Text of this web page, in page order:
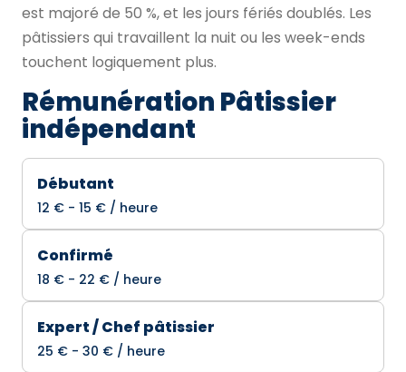
est majoré de 50 %, et les jours fériés doublés. Les
pâtissiers qui travaillent la nuit ou les week-ends
touchent logiquement plus.
Rémunération Pâtissier
indépendant
Débutant
12 € - 15 € / heure
Confirmé
18 € - 22 € / heure
Expert / Chef pâtissier
25 € - 30 € / heure